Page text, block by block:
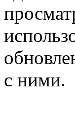
с ними.